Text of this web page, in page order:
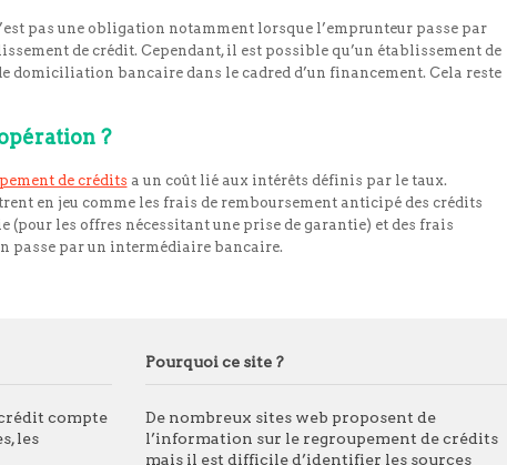
pas une obligation notamment lorsque l’emprunteur passe par
de crédit. Cependant, il est possible qu’un établissement de
domiciliation bancaire dans le cadred d’un financement. Cela reste
?
de crédits a un coût lié aux intérêts définis par le taux.
en jeu comme les frais de remboursement anticipé des crédits
(pour les offres nécessitant une prise de garantie) et des frais
passe par un intermédiaire bancaire.
compte
les
Pourquoi ce site ?
De nombreux sites web proposent de
l’information sur le regroupement de crédits
mais il est difficile d’identifier les sources